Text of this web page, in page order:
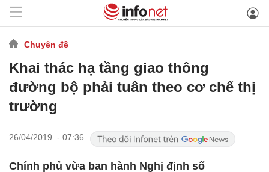
Chuyên đề
Khai thác hạ tầng giao thông
đường bộ phải tuân theo cơ chế thị
trường
26/04/2019 - 07:36
Chính phủ vừa ban hành Nghị định số